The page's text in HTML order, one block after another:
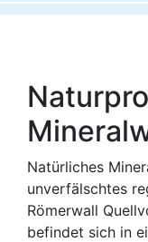
Natürliches
unverfälschtes
Römerwall
befindet sich in